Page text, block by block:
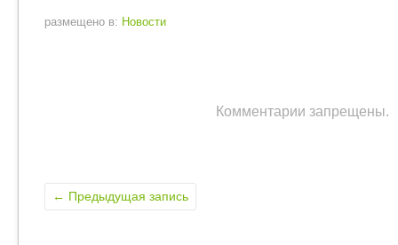
размещено в: Новости
Комментарии запрещены.
← Предыдущая запись